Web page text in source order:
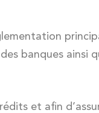
banques ainsi
et afin